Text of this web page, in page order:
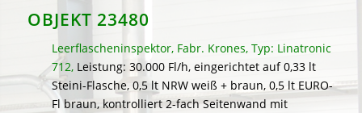
OBJEKT 23480
Leerflascheninspektor, Fabr. Krones, Typ: Linatronic
712,Leistung: 30.000 Fl/h, eingerichtet auf 0,33 lt
Steini-Flasche, 0,5 lt NRW weiß + braun, 0,5 lt EURO-
Fl braun, kontrolliert 2-fach Seitenwand mit